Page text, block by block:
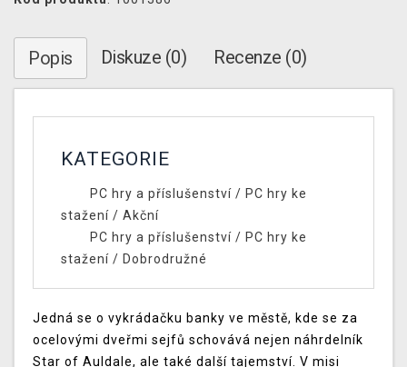
Popis Diskuze (0) Recenze (0)
KATEGORIE
PC hry a příslušenství/ PC hry ke
stažení / Akční
PC hry a příslušenství/ PC hry ke
stažení / Dobrodružné
Jedná se o vykrádačku banky ve městě, kde se za
ocelovými dveřmi sejfů schovává nejen náhrdelník
Star of Auldale, ale také další tajemství. V misi